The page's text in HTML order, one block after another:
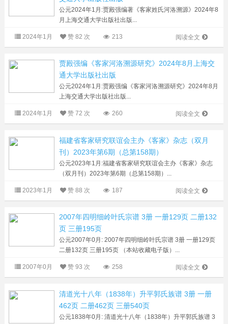
公元2024年1月:贾殿强编著《客家姓氏河洛溯源》2024年8
月上海交通大学出版社出版...
阅读全文
2024年1月 赞82 次 213
贾殿强编《客家河洛溯源研究》2024年8月上海交
通大学出版社出版
公元2024年1月:贾殿强编《客家河洛溯源研究》2024年8月
上海交通大学出版社出版...
阅读全文
2024年1月 赞72 次 260
福建省客家研究联谊会主办《客家》杂志（双月
刊）2023年第6期（总第158期）
公元2023年1月:福建省客家研究联谊会主办《客家》杂志
（双月刊）2023年第6期（总第158期）...
阅读全文
2023年1月 赞88 次 187
2007年四明细岭叶氏宗谱 3册 一册129页 二册132
页 三册195页
公元2007年0月: 2007年四明细岭叶氏宗谱 3册 一册129页
二册132页 三册195页 （本站收藏电子版）...
阅读全文
2007年0月 赞93 次 258
清道光十八年（1838年）升平郭氏族谱 3册 一册
462页 二册462页 三册540页
公元1838年0月: 清道光十八年（1838年）升平郭氏族谱 3